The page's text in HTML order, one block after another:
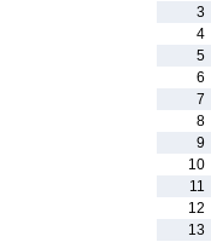
3
4
5
6
7
8
9
10
11
12
13